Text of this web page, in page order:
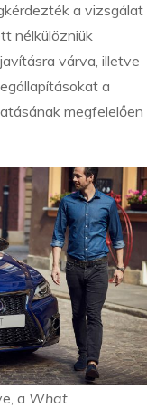
a vizsgálat
nélkülözniük
várva, illetve
a
megfelelően
a What